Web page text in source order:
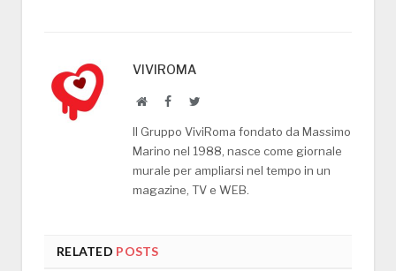
VIVIROMA
WebsiteFacebookTwitter
Il Gruppo ViviRoma fondato da Massimo
Marino nel 1988, nasce come giornale
murale per ampliarsi nel tempo in un
magazine, TV e WEB.
RELATED POSTS